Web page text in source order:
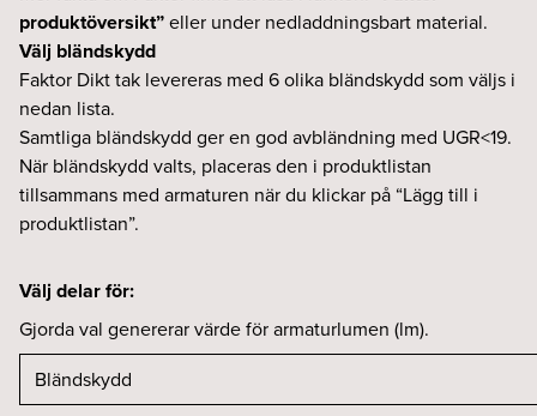
produktöversikt”eller under nedladdningsbart material.
Välj bländskydd
Faktor Dikt tak levereras med 6 olika bländskydd som väljs i
nedan lista.
Samtliga bländskydd ger en god avbländning med UGR<19.
När bländskydd valts, placeras den i produktlistan
tillsammans med armaturen när du klickar på “Lägg till i
produktlistan”.
Välj delar för:
Gjorda val genererar värde för armaturlumen (lm).